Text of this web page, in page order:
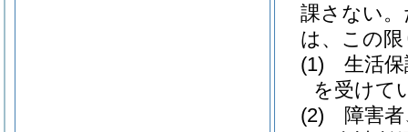
課さない。
は、この
(1)
生活
を受けて
(2)
障害